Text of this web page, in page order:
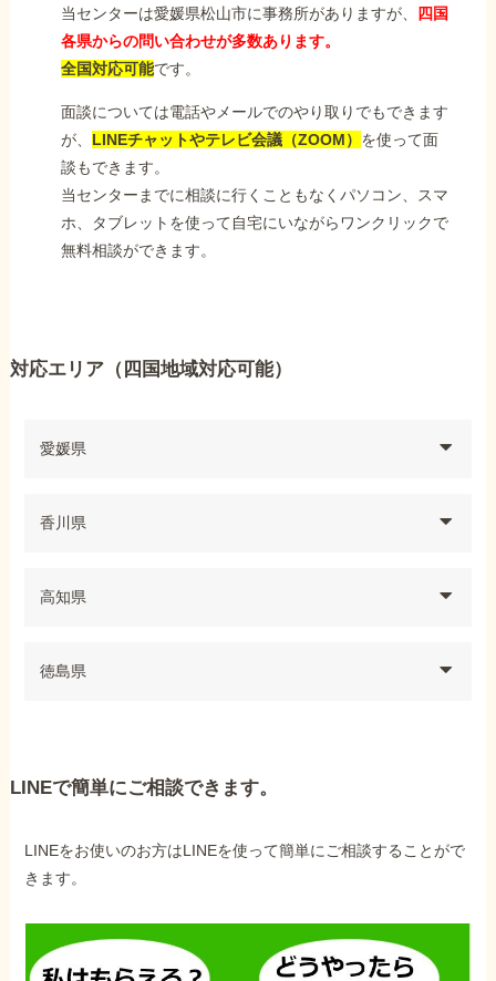
当センターは愛媛県松山市に事務所がありますが、
四国
各県からの問い合わせが多数あります。
全国対応可能です。
面談については電話やメールでのやり取りでもできます
が、 LINEチャットやテレビ会議（ZOOM） を使って面
談もできます。
当センターまでに相談に行くこともなくパソコン、スマ
ホ、タブレットを使って自宅にいながらワンクリックで
無料相談ができます。
対応エリア（四国地域対応可能）
愛媛県
香川県
高知県
徳島県
LINEで簡単にご相談できます。
LINEをお使いのお方はLINEを使って簡単にご相談することがで
きます。